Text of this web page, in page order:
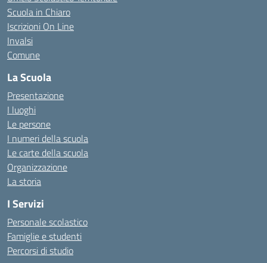
Scuola in Chiaro
Iscrizioni On Line
Invalsi
Comune
La Scuola
Presentazione
I luoghi
Le persone
I numeri della scuola
Le carte della scuola
Organizzazione
La storia
I Servizi
Personale scolastico
Famiglie e studenti
Percorsi di studio